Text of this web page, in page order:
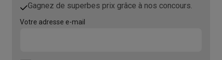
Gagnez de superbes prix grâce à nos concours.
Votre adresse e-mail